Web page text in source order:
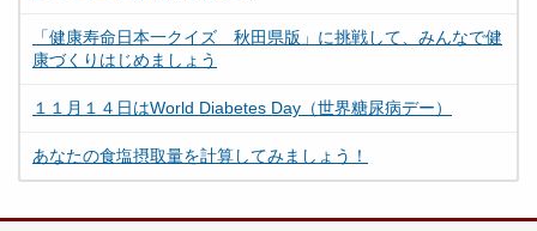
「健康寿命日本一クイズ 秋田県版」に挑戦して、みんなで健
康づくりはじめましょう
１１月１４日はWorld Diabetes Day（世界糖尿病デー）
あなたの食塩摂取量を計算してみましょう！